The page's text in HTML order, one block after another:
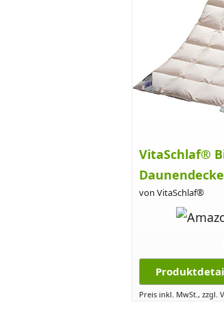
VitaSchlaf®
Daunendecke
von VitaSchlaf®
Preis inkl. MwSt., zzgl.